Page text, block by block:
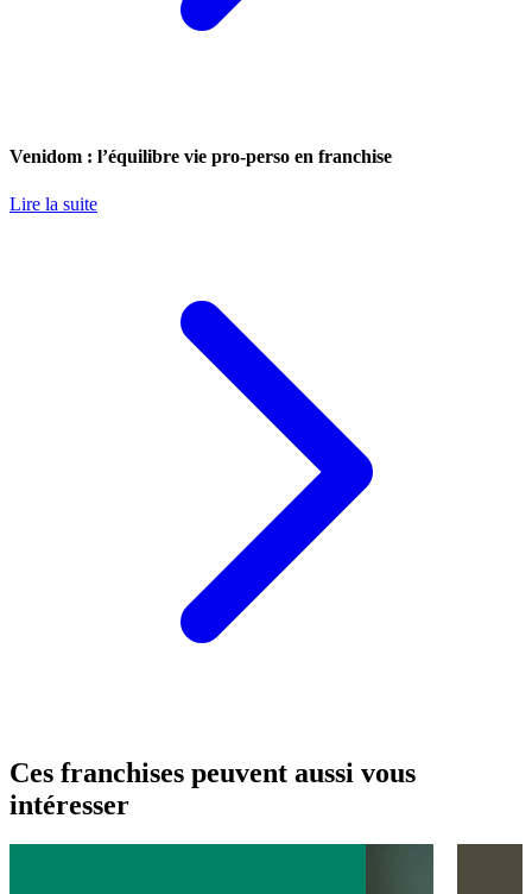
Venidom : l’équilibre vie pro-perso en franchise
Lire la suite
Ces franchises peuvent aussi vous
intéresser